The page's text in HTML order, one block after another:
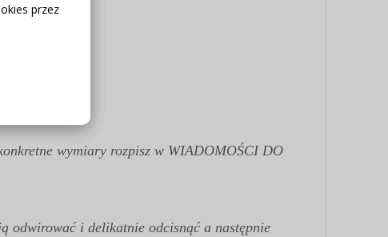
przez
wymiary rozpisz w WIADOMOŚCI DO
odwirować i delikatnie odcisnąć a następnie